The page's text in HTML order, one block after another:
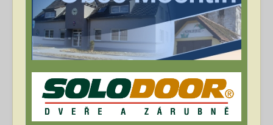
Hráči
Kalendář akcí
Fotogalerie
Ke stažení
Archív článků